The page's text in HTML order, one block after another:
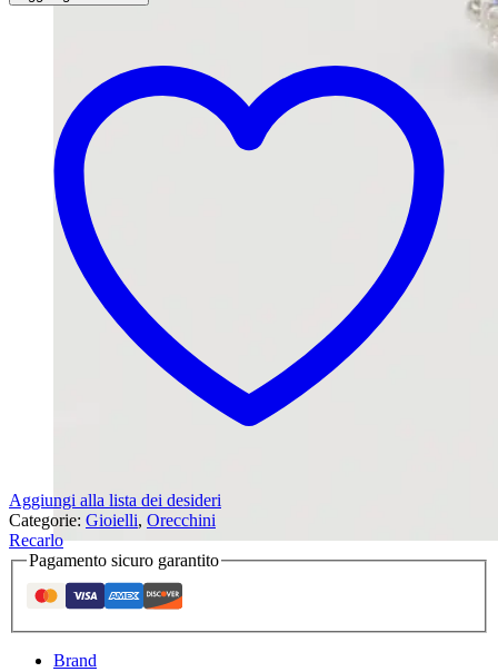
Aggiungi alla lista dei desideri
Categorie: Gioielli, Orecchini
Recarlo
Pagamento sicuro garantito
Brand